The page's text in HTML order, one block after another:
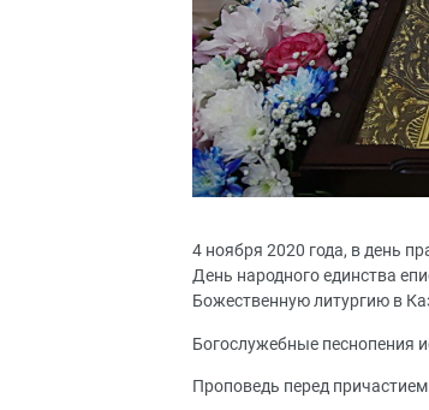
4 ноября 2020 года, в день
День народного единства
Божественную литургию в
Богослужебные песнопения
Проповедь перед